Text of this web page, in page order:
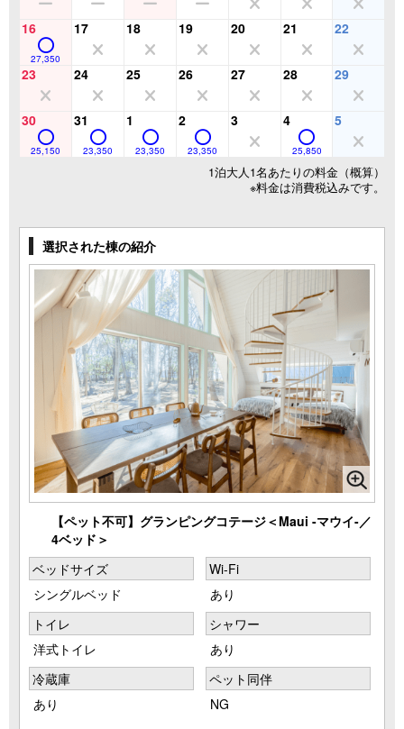
16
27,350
17 18 19 20 21 22
23 24 25 26 27 28 29
30
25,150
31
23,350
1
23,350
2
23,350
3 4
25,850
5
1泊大人1名あたりの料金（概算）
※料金は消費税込みです。
選択された棟の紹介
【ペット不可】グランピングコテージ＜Maui -マウイ-／
4ベッド＞
ベッドサイズ
シングルベッド
Wi-Fi
あり
トイレ
洋式トイレ
シャワー
あり
冷蔵庫
あり
ペット同伴
NG